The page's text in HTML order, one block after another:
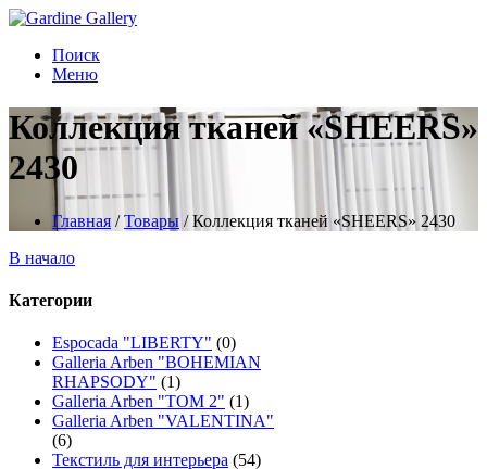
Поиск
Меню
Коллекция тканей «SHEERS»
2430
Главная /Товары /Коллекция тканей «SHEERS» 2430
В начало
Категории
Espocada "LIBERTY" (0)
Galleria Arben "BOHEMIAN
RHAPSODY" (1)
Galleria Arben "TOM 2" (1)
Galleria Arben "VALENTINA"
(6)
Текстиль для интерьера (54)